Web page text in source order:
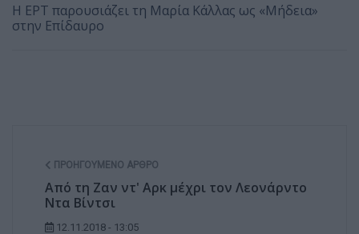
Η ΕΡΤ παρουσιάζει τη Μαρία Κάλλας ως «Μήδεια»
στην Επίδαυρο
ΠΡΟΗΓΟΎΜΕΝΟ ΆΡΘΡΟ
Από τη Ζαν ντ' Αρκ μέχρι τον Λεονάρντο
Ντα Βίντσι
12.11.2018 - 13:05